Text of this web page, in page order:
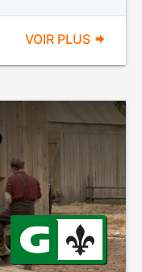
VOIR PLUS